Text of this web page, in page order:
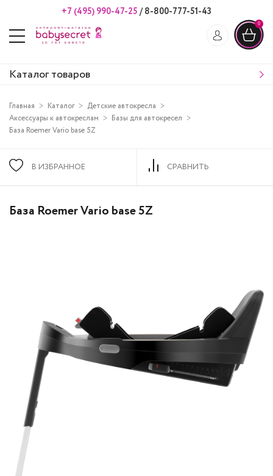
+7 (495) 990-47-25 /8-800-777-51-43
0
Каталог товаров
Главная Каталог
Детские автокресла
Аксессуары к автокреслам
Базы для автокресел
База Roemer Vario base 5Z
В ИЗБРАННОЕ СРАВНИТЬ
База Roemer Vario base 5Z